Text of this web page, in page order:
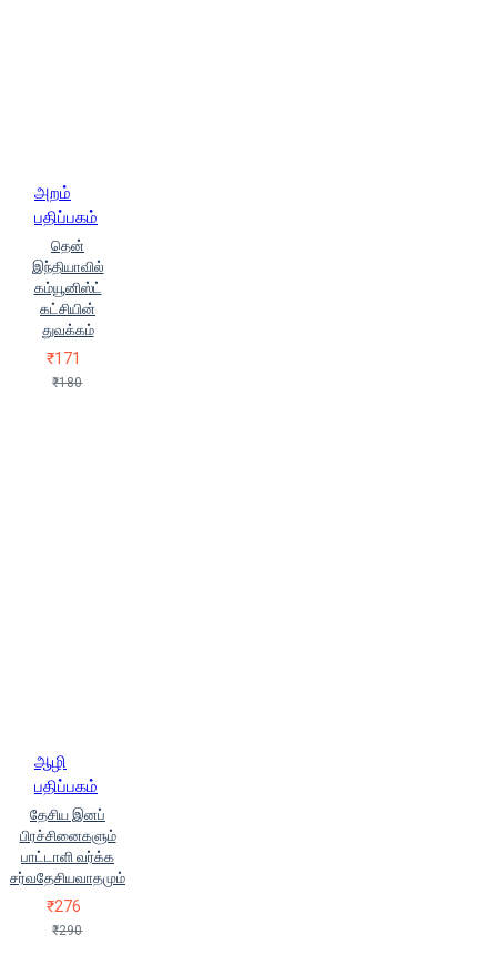
அறம்
பதிப்பகம்
தென்
இந்தியாவில்
கம்யூனிஸ்ட்
கட்சியின்
துவக்கம்
₹171
₹180
ஆழி
பதிப்பகம்
தேசிய இனப்
பிரச்சினைகளும்
பாட்டாளி வர்க்க
சர்வதேசியவாதமும்
₹276
₹290